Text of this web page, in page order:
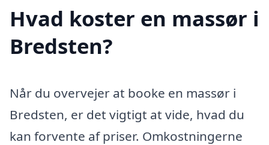
Hvad koster en massør i
Bredsten?
Når du overvejer at booke en massør i
Bredsten, er det vigtigt at vide, hvad du
kan forvente af priser. Omkostningerne